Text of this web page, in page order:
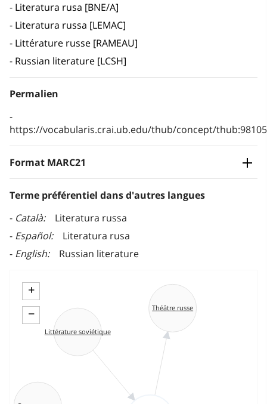
Literatura rusa [BNE/A]
Literatura russa [LEMAC]
Littérature russe [RAMEAU]
Russian literature [LCSH]
Permalien
https://vocabularis.crai.ub.edu/thub/concept/
Format MARC21
Terme préférentiel dans d'autres langues
Català
Literatura russa
Español
Literatura rusa
English
Russian literature
+
−
Littérature soviétique
Théâtre russe